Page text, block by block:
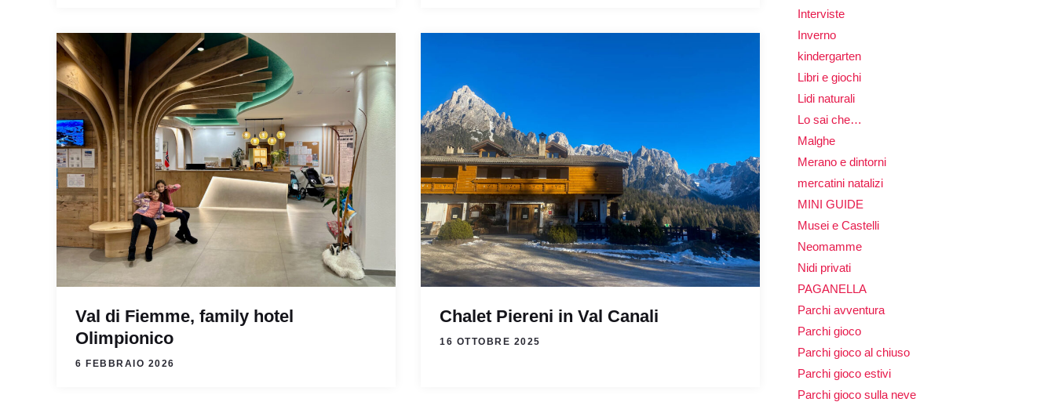
Val di Fiemme, family hotel
Olimpionico
6 FEBBRAIO 2026
Chalet Piereni in Val Canali
16 OTTOBRE 2025
Interviste
Inverno
kindergarten
Libri e giochi
Lidi naturali
Lo sai che…
Malghe
Merano e dintorni
mercatini natalizi
MINI GUIDE
Musei e Castelli
Neomamme
Nidi privati
PAGANELLA
Parchi avventura
Parchi gioco
Parchi gioco al chiuso
Parchi gioco estivi
Parchi gioco sulla neve